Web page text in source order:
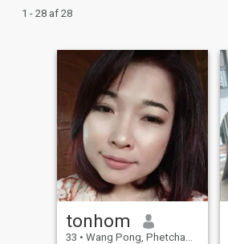
1 - 28 af 28
tonhom
33 • Wang Pong, Phetchabun, Thailand